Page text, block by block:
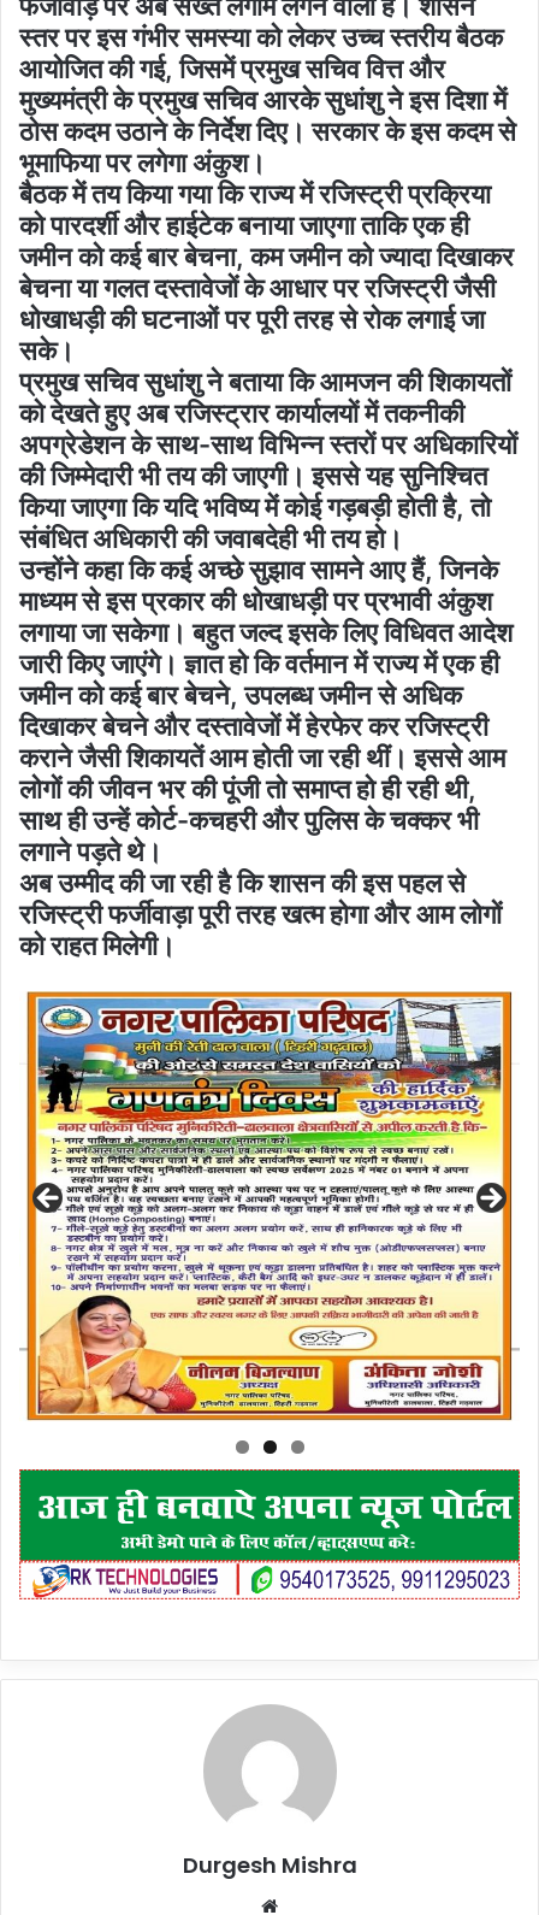
स्तर पर इस गंभीर समस्या को लेकर उच्च स्तरीय बैठक
आयोजित की गई, जिसमें प्रमुख सचिव वित्त और
मुख्यमंत्री के प्रमुख सचिव आरके सुधांशु ने इस दिशा में
ठोस कदम उठाने के निर्देश दिए। सरकार के इस कदम से
भूमाफिया पर लगेगा अंकुश।
बैठक में तय किया गया कि राज्य में रजिस्ट्री प्रक्रिया
को पारदर्शी और हाईटेक बनाया जाएगा ताकि एक ही
जमीन को कई बार बेचना, कम जमीन को ज्यादा दिखाकर
बेचना या गलत दस्तावेजों के आधार पर रजिस्ट्री जैसी
धोखाधड़ी की घटनाओं पर पूरी तरह से रोक लगाई जा
सके।
प्रमुख सचिव सुधांशु ने बताया कि आमजन की शिकायतों
को देखते हुए अब रजिस्ट्रार कार्यालयों में तकनीकी
अपग्रेडेशन के साथ-साथ विभिन्न स्तरों पर अधिकारियों
की जिम्मेदारी भी तय की जाएगी। इससे यह सुनिश्चित
किया जाएगा कि यदि भविष्य में कोई गड़बड़ी होती है, तो
संबंधित अधिकारी की जवाबदेही भी तय हो।
उन्होंने कहा कि कई अच्छे सुझाव सामने आए हैं, जिनके
माध्यम से इस प्रकार की धोखाधड़ी पर प्रभावी अंकुश
लगाया जा सकेगा। बहुत जल्द इसके लिए विधिवत आदेश
जारी किए जाएंगे। ज्ञात हो कि वर्तमान में राज्य में एक ही
जमीन को कई बार बेचने, उपलब्ध जमीन से अधिक
दिखाकर बेचने और दस्तावेजों में हेरफेर कर रजिस्ट्री
कराने जैसी शिकायतें आम होती जा रही थीं। इससे आम
लोगों की जीवन भर की पूंजी तो समाप्त हो ही रही थी,
साथ ही उन्हें कोर्ट-कचहरी और पुलिस के चक्कर भी
लगाने पड़ते थे।
अब उम्मीद की जा रही है कि शासन की इस पहल से
रजिस्ट्री फर्जीवाड़ा पूरी तरह खत्म होगा और आम लोगों
को राहत मिलेगी।
Durgesh Mishra
Website